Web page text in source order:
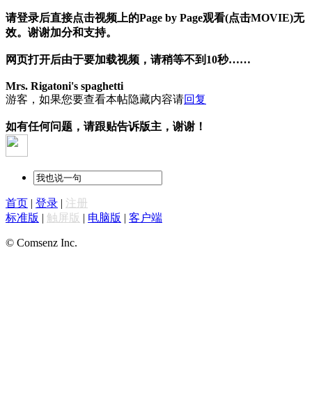
请登录后直接点击视频上的Page by Page观看(点击MOVIE)无
效。谢谢加分和支持。
网页打开后由于要加载视频，请稍等不到 10秒……
Mrs. Rigatoni's spaghetti
游客，如果您要查看本帖隐藏内容请回复
如有任何问题，请跟贴告诉版主，谢谢！
首页 | 登录 | 注册
标准版 | 触屏版 | 电脑版 | 客户端
© Comsenz Inc.